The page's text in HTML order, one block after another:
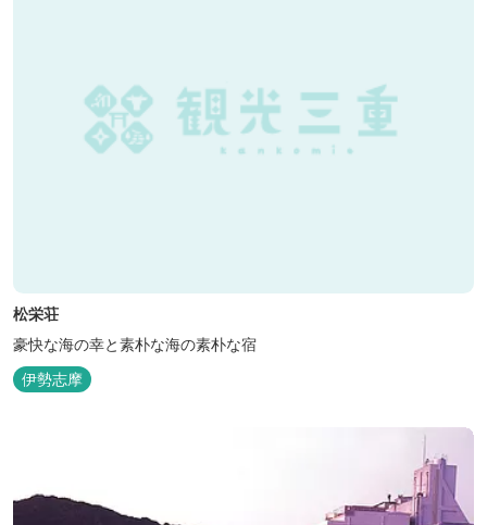
松栄荘
豪快な海の幸と素朴な海の素朴な宿
伊勢志摩